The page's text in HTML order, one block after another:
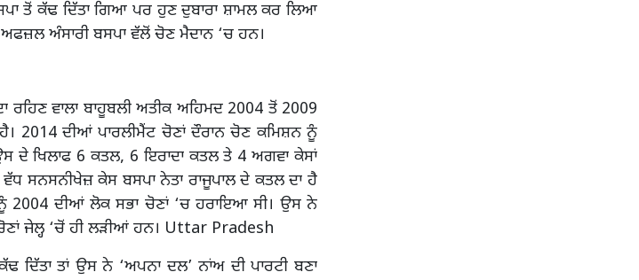
ਤੋਂ ਕੱਢ ਦਿੱਤਾ ਗਿਆ ਪਰ ਹੁਣ ਦੁਬਾਰਾ ਸ਼ਾਮਲ ਕਰ ਲਿਆ
ਅੰਸਾਰੀ ਬਸਪਾ ਵੱਲੋਂ ਚੋਣ ਮੈਦਾਨ ‘ਚ ਹਨ।
ਵਾਲਾ ਬਾਹੂਬਲੀ ਅਤੀਕ ਅਹਿਮਦ 2004 ਤੋਂ 2009
ਹੈ। 2014 ਦੀਆਂ ਪਾਰਲੀਮੈਂਟ ਚੋਣਾਂ ਦੌਰਾਨ ਚੋਣ ਕਮਿਸ਼ਨ ਨੂੰ
ਦੇ ਖਿਲਾਫ 6 ਕਤਲ, 6 ਇਰਾਦਾ ਕਤਲ ਤੇ 4 ਅਗਵਾ ਕੇਸਾਂ
ਸਨਸਨੀਖੇਜ਼ ਕੇਸ ਬਸਪਾ ਨੇਤਾ ਰਾਜੂਪਾਲ ਦੇ ਕਤਲ ਦਾ ਹੈ
2004 ਦੀਆਂ ਲੋਕ ਸਭਾ ਚੋਣਾਂ ‘ਚ ਹਰਾਇਆ ਸੀ। ਉਸ ਨੇ
ਜੇਲ੍ਹ ‘ਚੋਂ ਹੀ ਲੜੀਆਂ ਹਨ। Uttar Pradesh
ਦਿੱਤਾ ਤਾਂ ਉਸ ਨੇ ‘ਅਪਨਾ ਦਲ’ ਨਾਂਅ ਦੀ ਪਾਰਟੀ ਬਣਾ